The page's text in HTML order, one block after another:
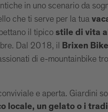
in uno scenario da
che ti serve per la tua
il tipico stile di vita
Dal 2018, il Brixen
di e-mountainbike
e aperta. Giardini
locale, un gelato o i